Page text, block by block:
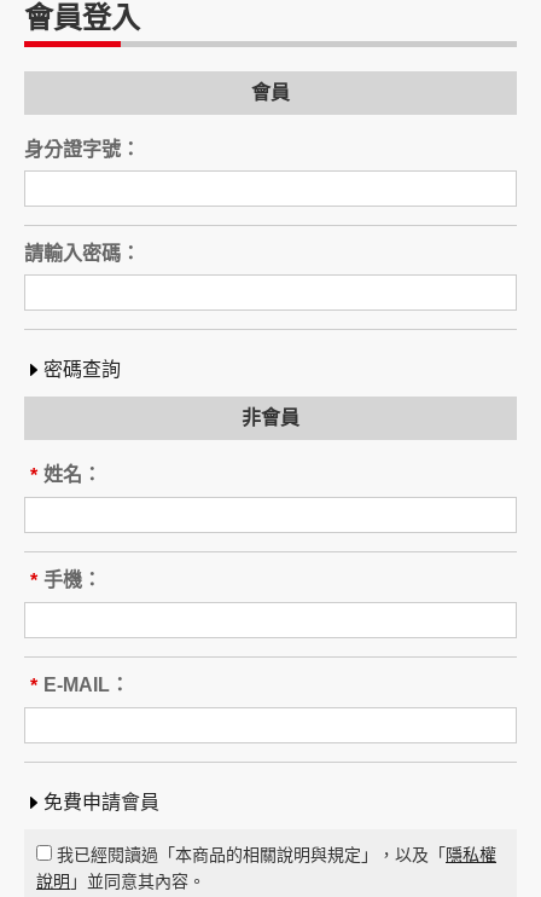
間
會員登入
會員
身分證字號：
請輸入密碼：
密碼查詢
非會員
* 姓名：
* 手機：
* E-MAIL：
免費申請會員
我已經閱讀過「本商品的相關說明與規定」，以及「 隱私權
說明 」並同意其內容。